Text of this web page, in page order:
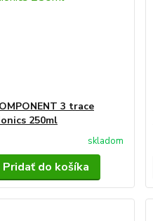
3 trace
250ml
skladom
Pridať do košíka